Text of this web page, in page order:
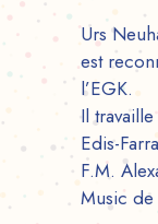
Urs
est
l’EGK.
Il
Edis-
F.M.
Music de